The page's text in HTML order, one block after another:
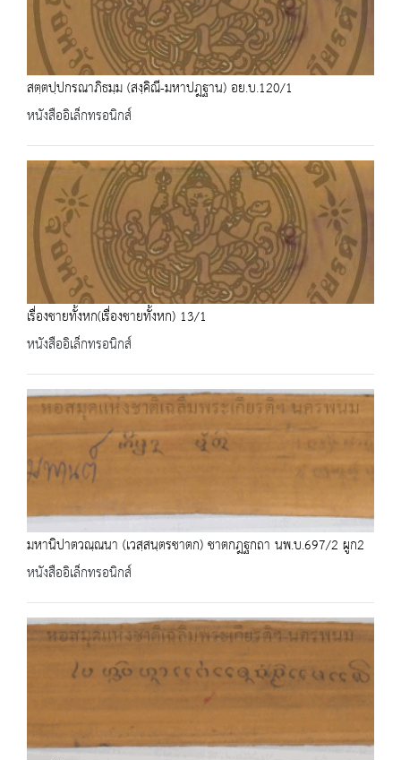
สตฺตปฺปกรณาภิธมฺม (สงฺคิณี-มหาปฎฐาน) อย.บ.120/1
หนังสืออิเล็กทรอนิกส์
เรื่องชายทั้งหก(เรื่องชายทั้งหก) 13/1
หนังสืออิเล็กทรอนิกส์
มหานิปาตวณฺณนา (เวสฺสนฺตรชาตก) ชาตกฎฐกถา นพ.บ.697/2 ผูก2
หนังสืออิเล็กทรอนิกส์